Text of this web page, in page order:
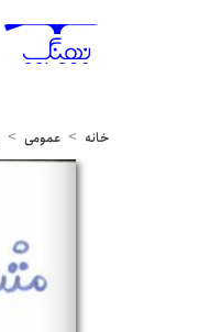
خانه عمومی